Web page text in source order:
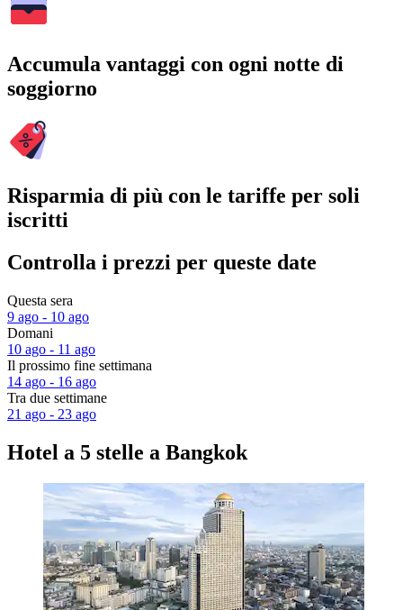
Accumula vantaggi con ogni notte di
soggiorno
Risparmia di più con le tariffe per soli
iscritti
Controlla i prezzi per queste date
Questa sera
9 ago - 10 ago
Domani
10 ago - 11 ago
Il prossimo fine settimana
14 ago - 16 ago
Tra due settimane
21 ago - 23 ago
Hotel a 5 stelle a Bangkok